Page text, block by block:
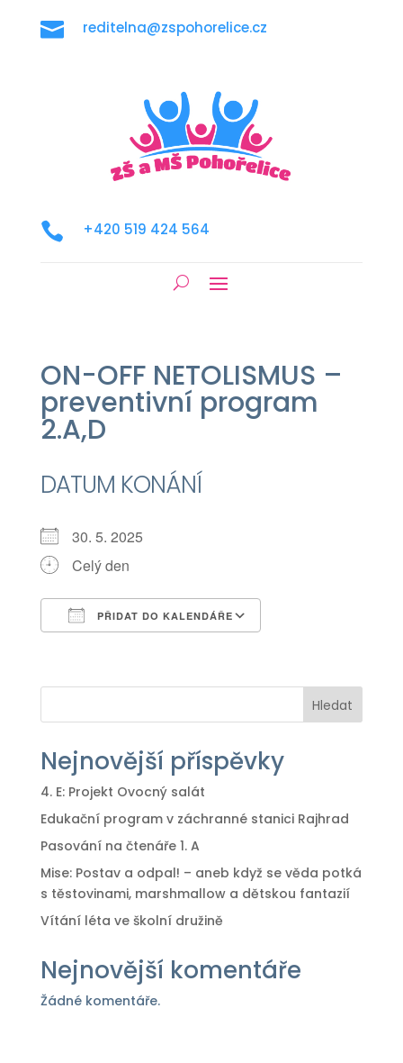
 reditelna@zspohorelice.cz
 +420 519 424 564
ON-OFF NETOLISMUS –
preventivní program
2.A,D
DATUM KONÁNÍ
30. 5. 2025
Celý den
PŘIDAT DO KALENDÁŘE
Hledat
Nejnovější příspěvky
4. E: Projekt Ovocný salát
Edukační program v záchranné stanici Rajhrad
Pasování na čtenáře 1. A
Mise: Postav a odpal! – aneb když se věda potká
s těstovinami, marshmallow a dětskou fantazií
Vítání léta ve školní družině
Nejnovější komentáře
Žádné komentáře.